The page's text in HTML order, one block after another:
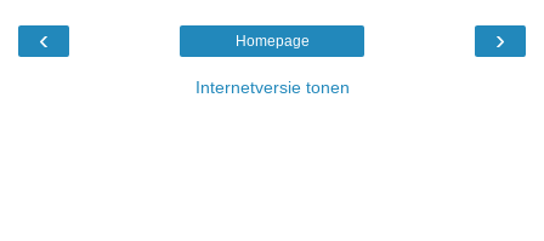
‹ ›
Homepage
Internetversie tonen